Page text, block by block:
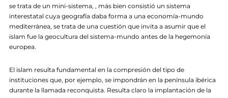
se trata de un mini-sistema, , más bien consistió un sistema
interestatal cuya geografía daba forma a una economía-mundo
mediterránea, se trata de una cuestión que invita a asumir que el
islam fue la geocultura del sistema-mundo antes de la hegemonía
europea.
El islam resulta fundamental en la compresión del tipo de
instituciones que, por ejemplo, se impondrán en la península ibérica
durante la llamada reconquista. Resulta claro la implantación de la